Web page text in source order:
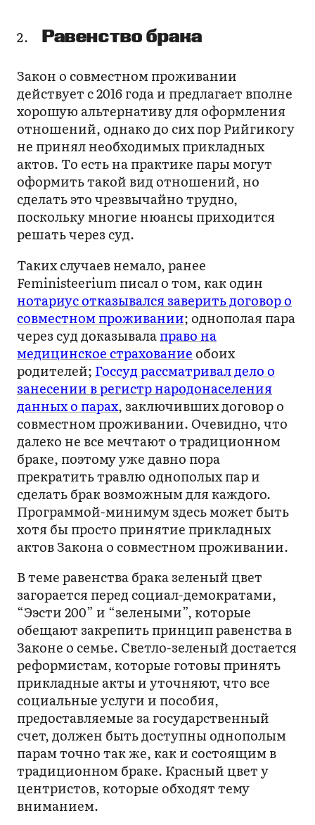
Равенство брака
Закон о совместном проживании
действует с 2016 года и предлагает вполне
хорошую альтернативу для оформления
отношений, однако до сих пор Рийгикогу
не принял необходимых прикладных
актов. То есть на практике пары могут
оформить такой вид отношений, но
сделать это чрезвычайно трудно,
поскольку многие нюансы приходится
решать через суд.
Таких случаев немало, ранее
Feministeerium писал о том, как один
нотариус отказывался заверить договор о
совместном проживании; однополая пара
через суд доказывалаправо на
медицинское страхованиеобоих
родителей; Госсуд рассматривал дело о
занесении в регистр народонаселения
данных о парах, заключивших договор о
совместном проживании. Очевидно, что
далеко не все мечтают о традиционном
браке, поэтому уже давно пора
прекратить травлю однополых пар и
сделать брак возможным для каждого.
Программой-минимум здесь может быть
хотя бы просто принятие прикладных
актов Закона о совместном проживании.
В теме равенства брака зеленый цвет
загорается перед социал-демократами,
“Ээсти 200” и “зелеными”, которые
обещают закрепить принцип равенства в
Законе о семье. Светло-зеленый достается
реформистам, которые готовы принять
прикладные акты и уточняют, что все
социальные услуги и пособия,
предоставляемые за государственный
счет, должен быть доступны однополым
парам точно так же, как и состоящим в
традиционном браке. Красный цвет у
центристов, которые обходят тему
вниманием.